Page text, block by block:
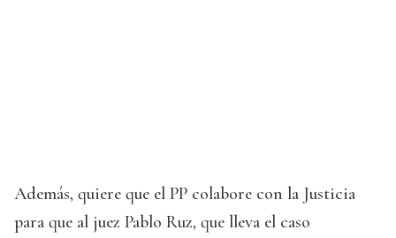
Además, quiere que el PP colabore con la Justicia
para que al juez Pablo Ruz, que lleva el caso